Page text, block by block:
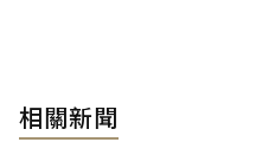
相關新聞